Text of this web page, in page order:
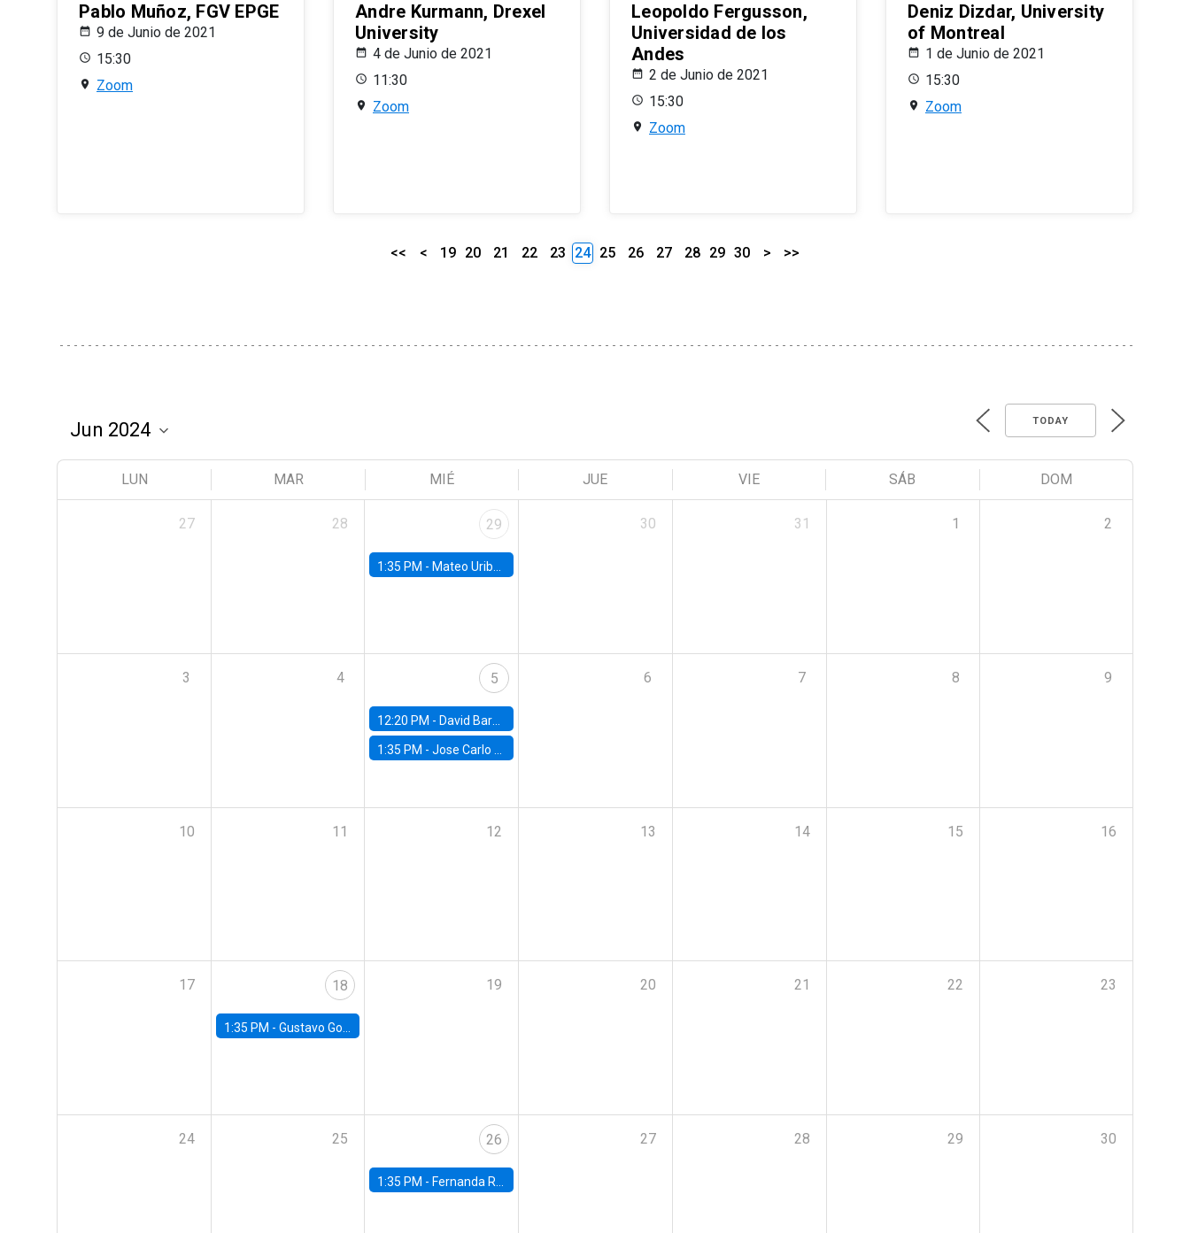
Pablo Muñoz, FGV EPGE
9 de Junio de 2021
15:30
Zoom
Andre Kurmann, Drexel
University
4 de Junio de 2021
11:30
Zoom
Leopoldo Fergusson,
Universidad de los
Andes
2 de Junio de 2021
15:30
Zoom
Deniz Dizdar, University
of Montreal
1 de Junio de 2021
15:30
Zoom
<< < 19 20 21 22 23 24 25 26 27 28 29 30 > >>
TODAY
LUN MAR MIÉ JUE VIE SÁB DOM
27 28 29
1:35 PM - Mateo Uribe-Castro, Universidad de los Andes (Colombia)
30 31 1 2
3 4 5
12:20 PM - David Bardey, Universidad de los Andes - CEDE
1:35 PM -Jose Carlo Bermudez, UC (ME) & World Bank
6 7 8 9
10 11 12 13 14 15 16
17 18
1:35 PM - Gustavo González, Banco Central de Chile
19 20 21 22 23
24 25 26
1:35 PM - Fernanda Rojas Ampuero, University of Wisconsin-Madison
27 28 29 30